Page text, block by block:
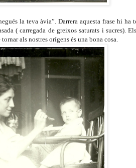
la teva àvia”. Darrera aquesta frase hi
( carregada de greixos saturats i sucres).
als nostres orígens és una bona cosa.